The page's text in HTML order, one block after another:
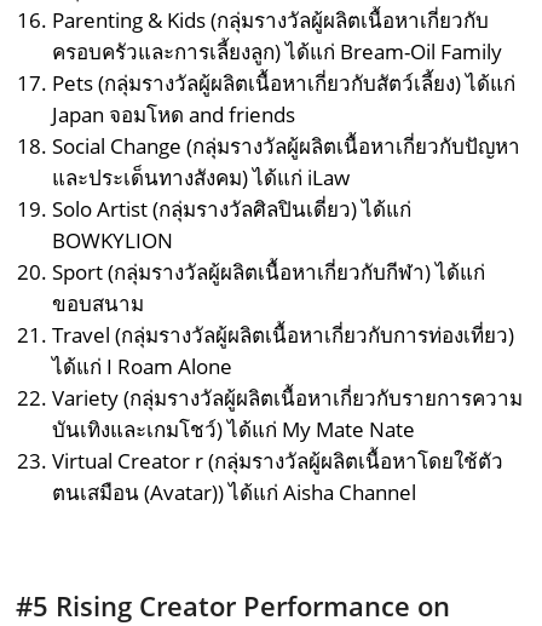
Parenting & Kids (กลุ่มรางวัลผู้ผลิตเนื้อหาเกี่ยวกับ
ครอบครัวและการเลี้ยงลูก) ได้แก่ Bream-Oil Family
Pets (กลุ่มรางวัลผู้ผลิตเนื้อหาเกี่ยวกับสัตว์เลี้ยง) ได้แก่
Japan จอมโหด and friends
Social Change (กลุ่มรางวัลผู้ผลิตเนื้อหาเกี่ยวกับปัญหา
และประเด็นทางสังคม) ได้แก่ iLaw
Solo Artist (กลุ่มรางวัลศิลปินเดี่ยว) ได้แก่
BOWKYLION
Sport (กลุ่มรางวัลผู้ผลิตเนื้อหาเกี่ยวกับกีฬา) ได้แก่
ขอบสนาม
Travel (กลุ่มรางวัลผู้ผลิตเนื้อหาเกี่ยวกับการท่องเที่ยว)
ได้แก่ I Roam Alone
Variety (กลุ่มรางวัลผู้ผลิตเนื้อหาเกี่ยวกับรายการความ
บันเทิงและเกมโชว์) ได้แก่ My Mate Nate
Virtual Creator r (กลุ่มรางวัลผู้ผลิตเนื้อหาโดยใช้ตัว
ตนเสมือน (Avatar)) ได้แก่ Aisha Channel
#5 Rising Creator Performance on